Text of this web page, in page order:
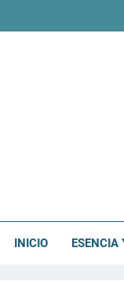
INICIO ESENCIA